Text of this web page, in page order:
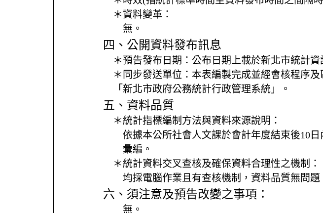
＊資料變革：
無。
四、公開資料發布訊息
＊預告發布日期： 公布日期上載於新北市統計
＊同步發送單位： 本表編製完成並經會核程序
「新北市政府公務統計行政管理系統」。
五、資料品質
＊統計指標編制方法與資料來源說明：
依據本公所社會人文課於會計年度結束後10
彙編。
＊統計資料交叉查核及確保資料合理性之機制：
均採電腦作業且有查核機制，資料品質無問題
六、須注意及預告改變之事項：
無。